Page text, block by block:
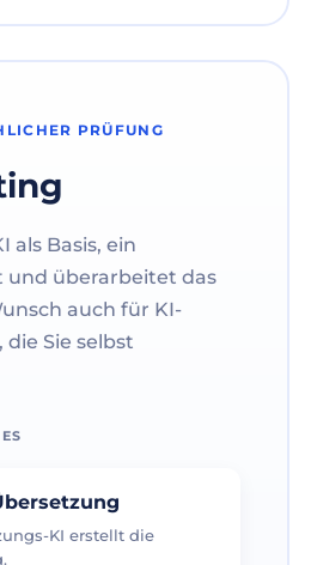
PRÜFUNG
als Basis, ein
und überarbeitet das
auch für KI-
Sie selbst
KI erstellt die